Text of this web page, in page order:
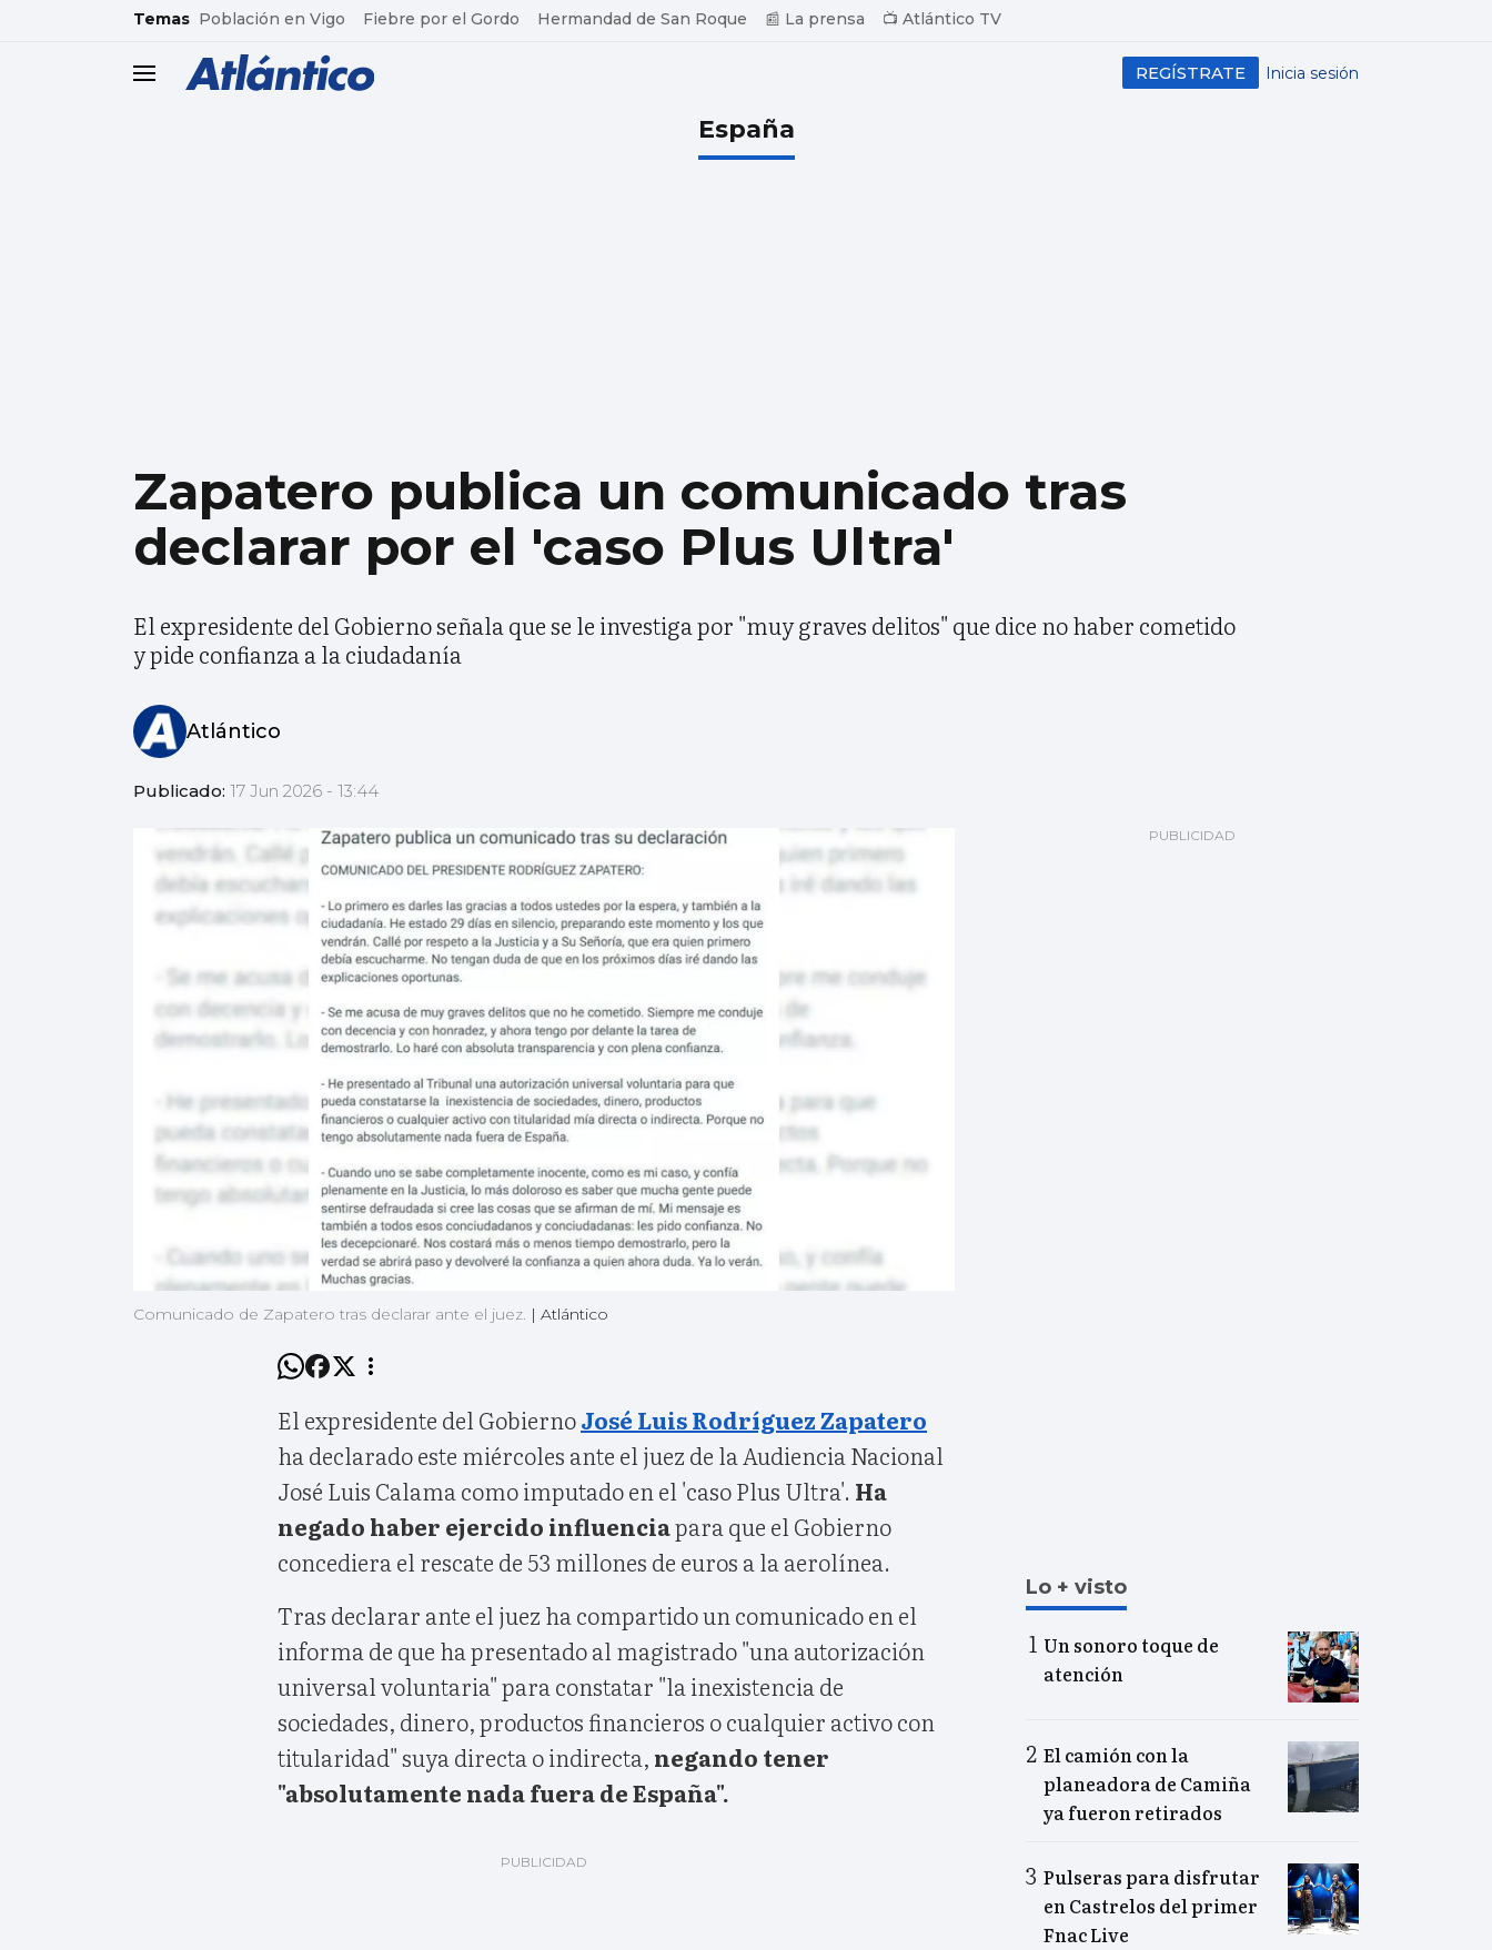
common.go-to-content
Temas Población en Vigo Fiebre por el Gordo Hermandad de San Roque 📰 La prensa 📺 Atlántico TV
header.menu.open Inicia sesión
REGÍSTRATE
España
Zapatero publica un comunicado tras
declarar por el 'caso Plus Ultra'
El expresidente del Gobierno señala que se le investiga por "muy graves delitos" que dice no haber cometido
y pide confianza a la ciudadanía
Atlántico
Publicado: 17 Jun 2026 - 13:44
Comunicado de Zapatero tras declarar ante el juez. | Atlántico
El expresidente del GobiernoJosé Luis Rodríguez Zapatero
ha declarado este miércoles ante el juez de la Audiencia Nacional
José Luis Calama como imputado en el 'caso Plus Ultra'. Ha
negado haber ejercido influenciapara que el Gobierno
concediera el rescate de 53 millones de euros a la aerolínea.
Tras declarar ante el juez ha compartido un comunicado en el
informa de que ha presentado al magistrado "una autorización
universal voluntaria" para constatar "la inexistencia de
sociedades, dinero, productos financieros o cualquier activo con
titularidad" suya directa o indirecta, negando tener
"absolutamente nada fuera de España".
Lo + visto
Un sonoro toque de
atención
El camión con la
planeadora de Camiña
ya fueron retirados
Pulseras para disfrutar
en Castrelos del primer
Fnac Live